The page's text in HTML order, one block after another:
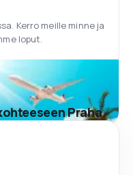
Kerro meille minne ja
loput.
Praha